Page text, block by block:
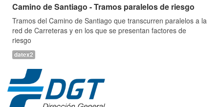
Camino de Santiago - Tramos paralelos de riesgo
Tramos del Camino de Santiago que transcurren paralelos a la
red de Carreteras y en los que se presentan factores de
riesgo
datex2